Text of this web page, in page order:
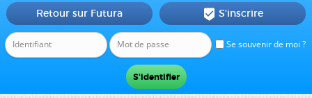
Se souvenir de moi ?
Retour sur Futura  S'inscrire